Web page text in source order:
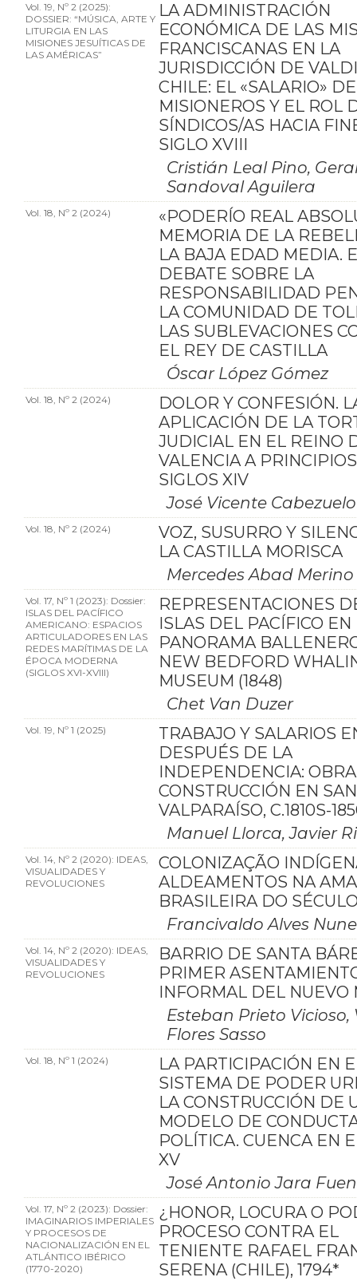
Vol. 19, Nº 2 (2025):
DOSSIER: “MÚSICA, ARTE Y
LITURGIA EN LAS
MISIONES JESUÍTICAS DE
LAS AMÉRICAS”
LA ADMINISTRACIÓN
ECONÓMICA DE LAS
FRANCISCANAS EN LA
JURISDICCIÓN DE
CHILE: EL «SALARIO»
MISIONEROS Y EL ROL
SÍNDICOS/AS HACIA
SIGLO XVIII
Cristián Leal Pino,
Sandoval Aguilera
Vol. 18, Nº 2 (2024)
«PODERÍO REAL
MEMORIA DE LA
LA BAJA EDAD MEDIA.
DEBATE SOBRE LA
RESPONSABILIDAD
LA COMUNIDAD DE
LAS SUBLEVACIONES
EL REY DE CASTILLA
Óscar López Gómez
Vol. 18, Nº 2 (2024)
DOLOR Y CONFESIÓN.
APLICACIÓN DE LA
JUDICIAL EN EL REINO
VALENCIA A
SIGLOS XIV
José Vicente
Vol. 18, Nº 2 (2024)
VOZ, SUSURRO Y
LA CASTILLA MORISCA
Mercedes Abad Merino
Vol. 17, Nº 1 (2023): Dossier:
ISLAS DEL PACÍFICO
AMERICANO: ESPACIOS
ARTICULADORES EN LAS
REDES MARÍTIMAS DE LA
ÉPOCA MODERNA
(SIGLOS XVI-XVIII)
REPRESENTACIONES
ISLAS DEL PACÍFICO EN
PANORAMA
NEW BEDFORD
MUSEUM (1848)
Chet Van Duzer
Vol. 19, Nº 1 (2025)
TRABAJO Y SALARIOS
DESPUÉS DE LA
INDEPENDENCIA:
CONSTRUCCIÓN EN
VALPARAÍSO, C.1810S-
Manuel Llorca, Javier
Vol. 14, Nº 2 (2020): IDEAS,
VISUALIDADES Y
REVOLUCIONES
COLONIZAÇÃO
ALDEAMENTOS NA
BRASILEIRA DO
Francivaldo Alves
Vol. 14, Nº 2 (2020): IDEAS,
VISUALIDADES Y
REVOLUCIONES
BARRIO DE SANTA
PRIMER
INFORMAL DEL NUEVO
Esteban Prieto Vicioso,
Flores Sasso
Vol. 18, Nº 1 (2024)
LA PARTICIPACIÓN EN
SISTEMA DE PODER
LA CONSTRUCCIÓN DE
MODELO DE
POLÍTICA. CUENCA EN
XV
José Antonio Jara
Vol. 17, Nº 2 (2023): Dossier:
IMAGINARIOS IMPERIALES
Y PROCESOS DE
NACIONALIZACIÓN EN EL
ATLÁNTICO IBÉRICO
(1770-2020)
¿HONOR, LOCURA O
PROCESO CONTRA EL
TENIENTE RAFAEL
SERENA (CHILE), 1794*